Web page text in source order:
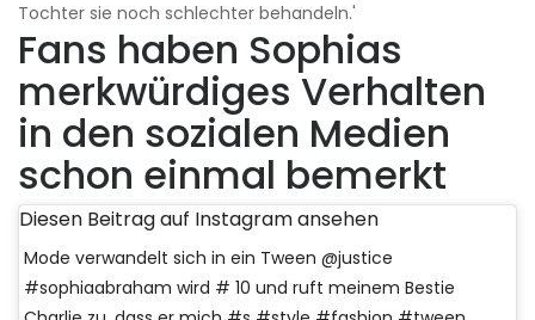
Tochter sie noch schlechter behandeln.'
Fans haben Sophias
merkwürdiges Verhalten
in den sozialen Medien
schon einmal bemerkt
Diesen Beitrag auf Instagram ansehen
Mode verwandelt sich in ein Tween @justice
#sophiaabraham wird # 10 und ruft meinem Bestie